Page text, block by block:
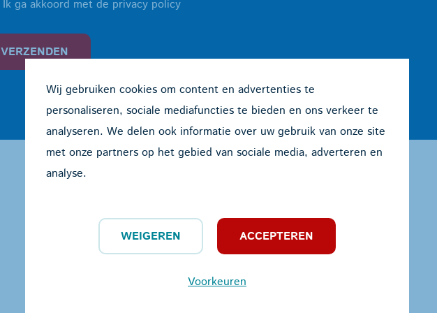
Ik ga akkoord met de privacy policy
VERZENDEN
Wij gebruiken cookies om content en advertenties te
personaliseren, sociale mediafuncties te bieden en ons verkeer te
analyseren. We delen ook informatie over uw gebruik van onze site
met onze partners op het gebied van sociale media, adverteren en
analyse.
WEIGEREN ACCEPTEREN
Voorkeuren